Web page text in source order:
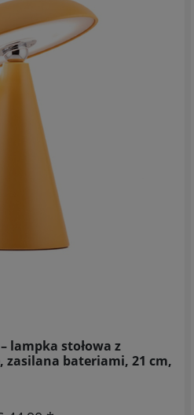
lampka stołowa z
bateriami, 21 cm,